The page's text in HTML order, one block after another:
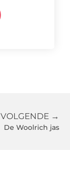
VOLGENDE →
De Woolrich jas